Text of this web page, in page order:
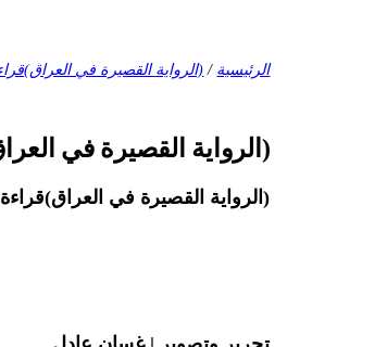
الرئيسية / (الرواية القصيرة في
(الرواية القصيرة في
(الرواية القصيرة في